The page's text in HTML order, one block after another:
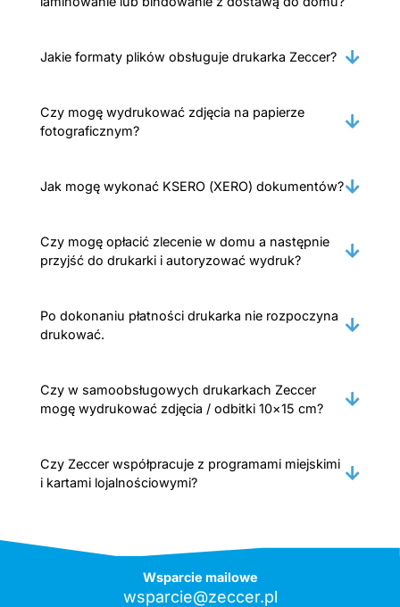
Jakie formaty plików obsługuje drukarka Zeccer?
Czy mogę wydrukować zdjęcia na papierze
fotograficznym?
Jak mogę wykonać KSERO (XERO) dokumentów?
Czy mogę opłacić zlecenie w domu a następnie
przyjść do drukarki i autoryzować wydruk?
Po dokonaniu płatności drukarka nie rozpoczyna
drukować.
Czy w samoobsługowych drukarkach Zeccer
mogę wydrukować zdjęcia / odbitki 10×15 cm?
Czy Zeccer współpracuje z programami miejskimi
i kartami lojalnościowymi?
Wsparcie mailowe
wsparcie@zeccer.pl